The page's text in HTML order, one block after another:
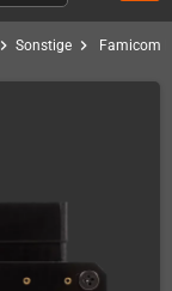
chevron_right Sonstige chevron_right Famicom